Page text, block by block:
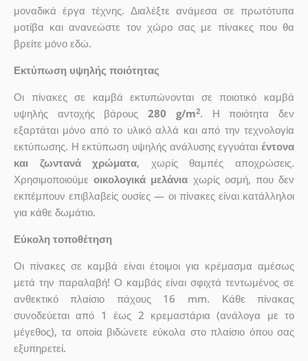
μοναδικά έργα τέχνης. Διαλέξτε ανάμεσα σε πρωτότυπα
μοτίβα και ανανεώστε τον χώρο σας με πίνακες που θα
βρείτε μόνο εδώ.
Εκτύπωση υψηλής ποιότητας
Οι πίνακες σε καμβά εκτυπώνονται σε ποιοτικό καμβά
υψηλής αντοχής βάρους280 g/m2. Η ποιότητα δεν
εξαρτάται μόνο από το υλικό αλλά και από την τεχνολογία
εκτύπωσης. Η εκτύπωση υψηλής ανάλυσης εγγυάταιέντονα
και ζωντανά χρώματα, χωρίς θαμπές αποχρώσεις.
Χρησιμοποιούμεοικολογικά μελάνια χωρίς οσμή, που δεν
εκπέμπουν επιβλαβείς ουσίες — οι πίνακες είναι κατάλληλοι
για κάθε δωμάτιο.
Εύκολη τοποθέτηση
Οι πίνακες σε καμβά είναι έτοιμοι για κρέμασμα αμέσως
μετά την παραλαβή! Ο καμβάς είναι σφιχτά τεντωμένος σε
ανθεκτικό πλαίσιο πάχους 16 mm. Κάθε πίνακας
συνοδεύεται από 1 έως 2 κρεμαστάρια (ανάλογα με το
μέγεθος), τα οποία βιδώνετε εύκολα στο πλαίσιο όπου σας
εξυπηρετεί.